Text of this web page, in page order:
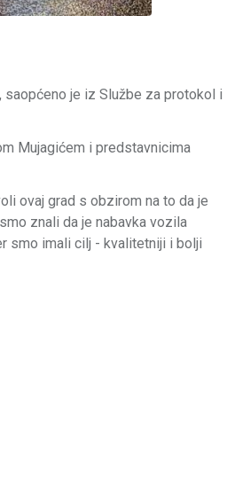
saopćeno je iz Službe za protokol i
Mujagićem i predstavnicima
ovaj grad s obzirom na to da je
znali da je nabavka vozila
smo imali cilj - kvalitetniji i bolji